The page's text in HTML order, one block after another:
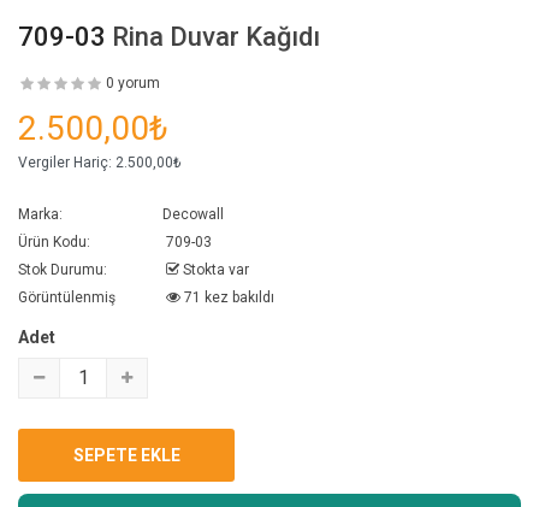
709-03 Rina Duvar Kağıdı
0 yorum
2.500,00₺
Vergiler Hariç: 2.500,00₺
Marka:
Decowall
Ürün Kodu:
709-03
Stok Durumu:
Stokta var
Görüntülenmiş
71 kez bakıldı
Adet